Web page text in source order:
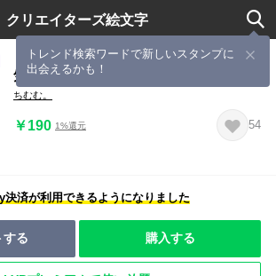
クリエイターズ絵文字
トレンド検索ワードで新しいスタンプに
出会えるかも！
気分に合わせてごちゃまぜmix♡
ちむむ。
￥190 1%還元 54
決済が利用できるようになりました
する 購入する